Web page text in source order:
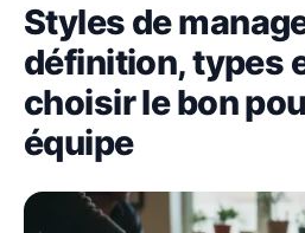
Styles de
définition, types
choisir le bon
équipe